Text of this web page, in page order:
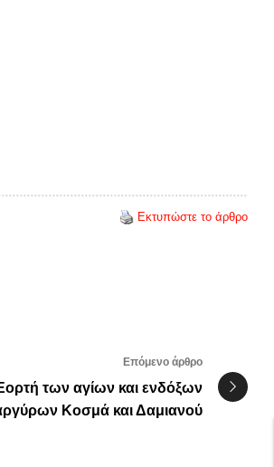
Εκτυπώστε το άρθρο
Επόμενο άρθρο
των αγίων και ενδόξων
Κοσμά και Δαμιανού